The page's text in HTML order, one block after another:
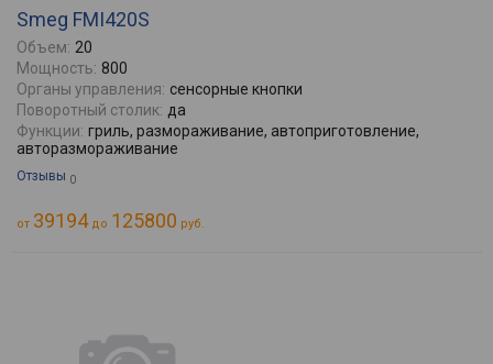
Smeg FMI420S
Объем: 20
Мощность: 800
Органы управления: сенсорные кнопки
Поворотный столик: да
Функции: гриль, размораживание, автоприготовление,
авторазмораживание
Отзывы 0
от 39194до 125800 руб.